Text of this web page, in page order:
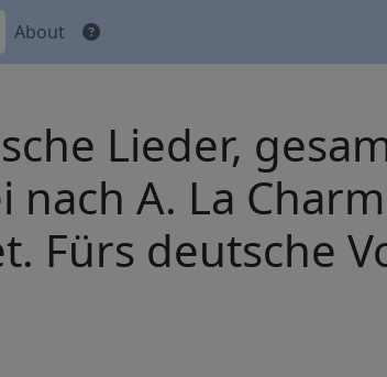
About
Lieder,
A. La
Fürs deutsche